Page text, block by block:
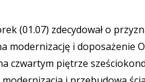
(01.07) zdecydował o
modernizację i doposażenie
czwartym piętrze